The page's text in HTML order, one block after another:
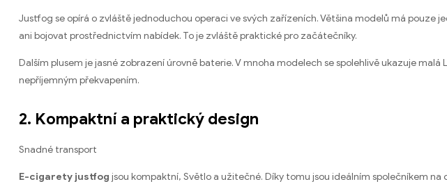
Justfog se opírá o zvláště jednoduchou operaci ve svých zařízeních. Většina modelů má
ani bojovat prostřednictvím nabídek. To je zvláště praktické pro začátečníky.
Dalším plusem je jasné zobrazení úrovně baterie. V mnoha modelech se spolehlivě ukazuje
nepříjemným překvapením.
2. Kompaktní a praktický design
Snadné transport
E-cigarety justfog jsou kompaktní, Světlo a užitečné. Díky tomu jsou ideálním společníkem